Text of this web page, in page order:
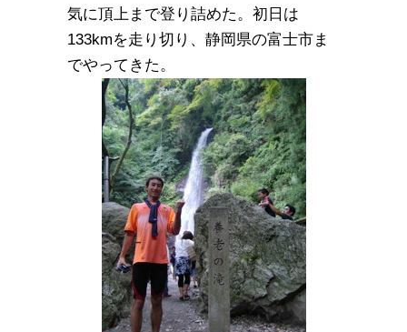
気に頂上まで登り詰めた。初日は
133kmを走り切り、静岡県の富士市ま
でやってきた。